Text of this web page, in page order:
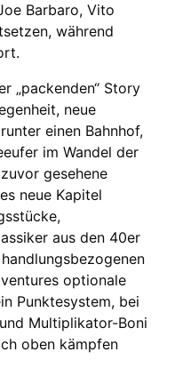
Barbaro, Vito
während
„packenden“ Story
neue
einen Bahnhof,
im Wandel der
gesehene
neue Kapitel
aus den 40er
optionale
Punktesystem, bei
Multiplikator-Boni
oben kämpfen